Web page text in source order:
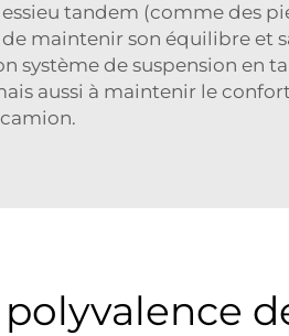
tandem (comme des
maintenir son équilibre et
système de suspension en
aussi à maintenir le
polyvalence